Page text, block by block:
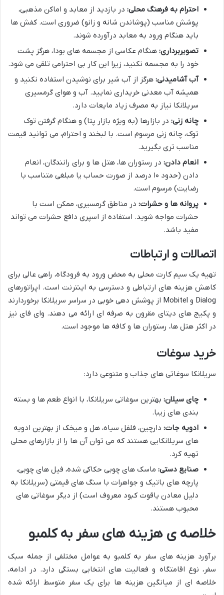
احترام به فرهنگ محلی: در بازدید از معابد و اماکن مذهبی،
پوشش مناسب (پوشاندن شانه و زانو) ضروری است. کفش ها
باید هنگام ورود به معابد درآورده شوند.
تصویربرداری: هنگام عکاسی از مجسمه های بودا، هرگز پشت
خود را به مجسمه نکنید، زیرا این کار بی احترامی تلقی می شود.
آب آشامیدنی: هرگز از آب شیر برای نوشیدن استفاده نکنید و
همیشه آب معدنی خریداری نمایید. آب و هوای گرمسیری
سریلانکا نیاز به مصرف زیاد مایعات دارد.
چانه زنی: در بازارها (به ویژه بازار پتا) و هنگام گرفتن توک
توک، چانه زنی مرسوم است. با لبخند و احترام، می توانید قیمت
مناسب تری بگیرید.
انعام دادن: در رستوران ها، هتل ها و برای رانندگان، انعام
دادن (حدود ۱۰ درصد از صورت حساب یا مبلغی متناسب با
رضایت) مرسوم است.
پروانه ها و حشرات: در مناطق گرمسیری، ممکن است با
حشرات مواجه شوید. استفاده از اسپری دافع حشرات می تواند
مفید باشد.
اتصالات و ارتباطات
تهیه یک سیم کارت محلی به محض ورود به فرودگاه، راهی عالی برای
کاهش هزینه های ارتباطی و دسترسی به اینترنت است. اپراتورهای
Dialog و Mobitel از پوشش دهی خوبی در سراسر سریلانکا برخوردارند
و پکیج های دیتای مقرون به صرفه ای ارائه می دهند. وای فای نیز
در اکثر هتل ها، رستوران ها و کافه ها موجود است.
خرید سوغات
سریلانکا سوغاتی های جذاب و متنوعی دارد:
چای سیلان: بهترین سوغاتی سریلانکا، با انواع طعم ها و بسته
بندی های زیبا.
ادویه جات: دارچین، فلفل سیاه، هل و میخک از بهترین ادویه
های سریلانکایی هستند که می توان آن ها را از بازارهای محلی
تهیه کرد.
صنایع دستی: ماسک های چوبی حکاکی شده، فیل های چوبی،
پارچه های باتیک و جواهرات با سنگ های قیمتی (سریلانکا به
دلیل معادن یاقوت کبود معروف است) از دیگر سوغاتی های
محبوب هستند.
خلاصه ی هزینه های سفر به کلمبو
برآورد هزینه های سفر به کلمبو به عوامل مختلفی از جمله سبک
سفر، نوع اقامتگاه و فعالیت های انتخابی بستگی دارد. در ادامه،
خلاصه ای از میانگین هزینه ها برای یک سفر متوسط ارائه شده